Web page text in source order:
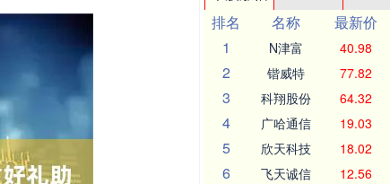
排名
名称 最新价
1
N津富 40.98
2 锴威特 77.82
3 科翔股份 64.32
4 广哈通信 19.03
5 欣天科技 18.02
6 飞天诚信 12.56